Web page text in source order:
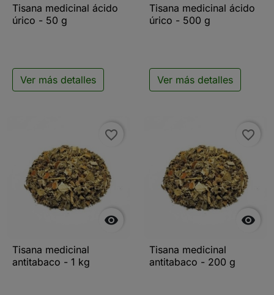
Tisana medicinal ácido
úrico - 50 g
Ver más detalles
Tisana medicinal ácido
úrico - 500 g
Ver más detalles

favorite_border
Tisana medicinal
antitabaco - 1 kg

favorite_border
Tisana medicinal
antitabaco - 200 g